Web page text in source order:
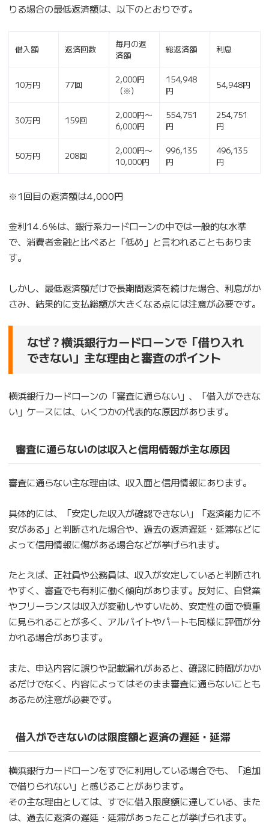
りる場合の最低返済額は、以下のとおりです。
借入額 返済回数
毎月の返
済額
総返済額 利息
10万円 77回
2,000円
（※）
154,948
円
54,948円
30万円 159回
2,000円〜
6,000円
554,751
円
254,751
円
50万円 208回
2,000円〜
10,000円
996,135
円
496,135
円
※1回目の返済額は4,000円
金利14.6％は、銀行系カードローンの中では一般的な水準
で、消費者金融と比べると「低め」と言われることもありま
す。
しかし、最低返済額だけで長期間返済を続けた場合、利息がか
さみ、結果的に支払総額が大きくなる点には注意が必要です。
なぜ？横浜銀行カードローンで「借り入れ
できない」主な理由と審査のポイント
横浜銀行カードローンの「審査に通らない」、「借入ができな
い」ケースには、いくつかの代表的な原因があります。
審査に通らないのは収入と信用情報が主な原因
審査に通らない主な理由は、収入面と信用情報にあります。
具体的には、「安定した収入が確認できない」「返済能力に不
安がある」と判断された場合や、過去の返済遅延・延滞などに
よって信用情報に傷がある場合などが挙げられます。
たとえば、正社員や公務員は、収入が安定していると判断され
やすく、審査でも有利に働く傾向があります。反対に、自営業
やフリーランスは収入が変動しやすいため、安定性の面で慎重
に見られることが多く、アルバイトやパートも同様に評価が分
かれる場合があります。
また、申込内容に誤りや記載漏れがあると、確認に時間がかか
るだけでなく、内容によってはそのまま審査に通らないことも
あるため注意が必要です。
借入ができないのは限度額と返済の遅延・延滞
横浜銀行カードローンをすでに利用している場合でも、「追加
で借りられない」と感じることがあります。
その主な理由としては、すでに借入限度額に達している、また
は、過去に返済の遅延・延滞があったことが挙げられます。